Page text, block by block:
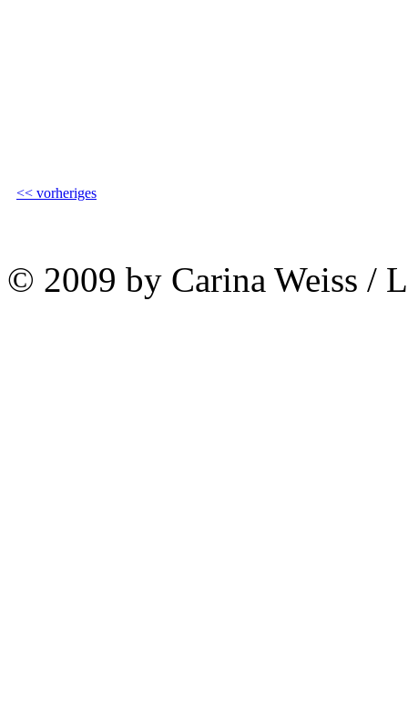
<< vorheriges
© 2009 by Carina Weiss /